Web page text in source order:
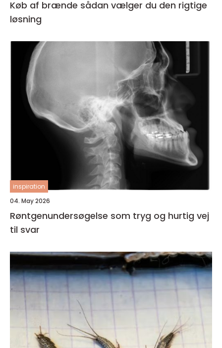
Køb af brænde sådan vælger du den rigtige
løsning
inspiration
04. May 2026
Røntgenundersøgelse som tryg og hurtig vej
til svar